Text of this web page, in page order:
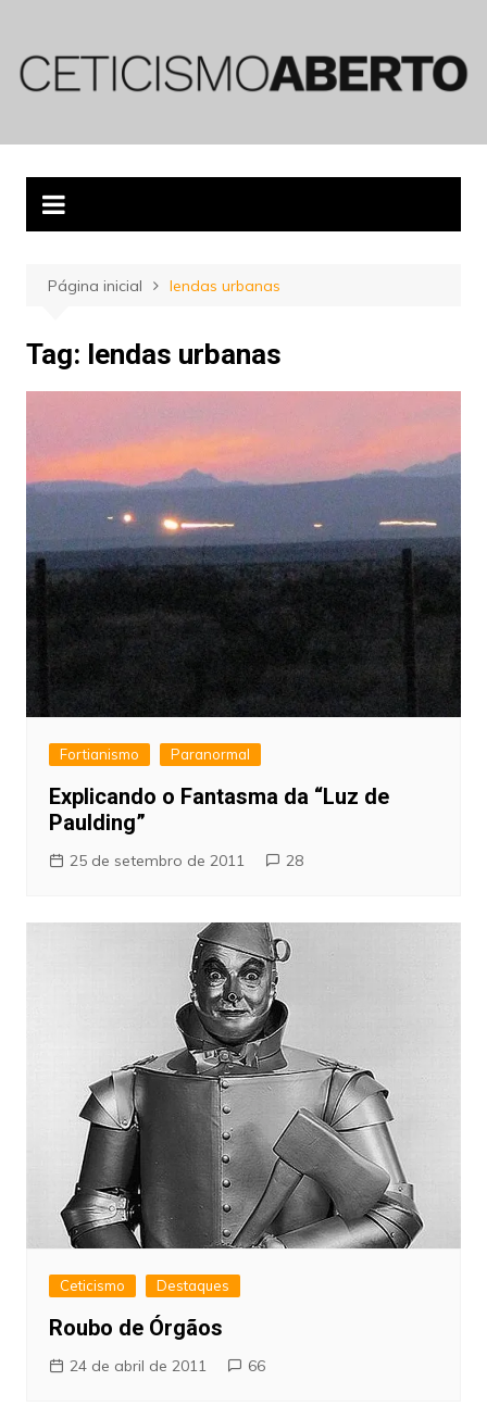
conteúdo
Página inicial lendas urbanas
Tag: lendas urbanas
Fortianismo Paranormal
Explicando o Fantasma da “Luz de
Paulding”
25 de setembro de 2011 28
Ceticismo Destaques
Roubo de Órgãos
24 de abril de 2011 66